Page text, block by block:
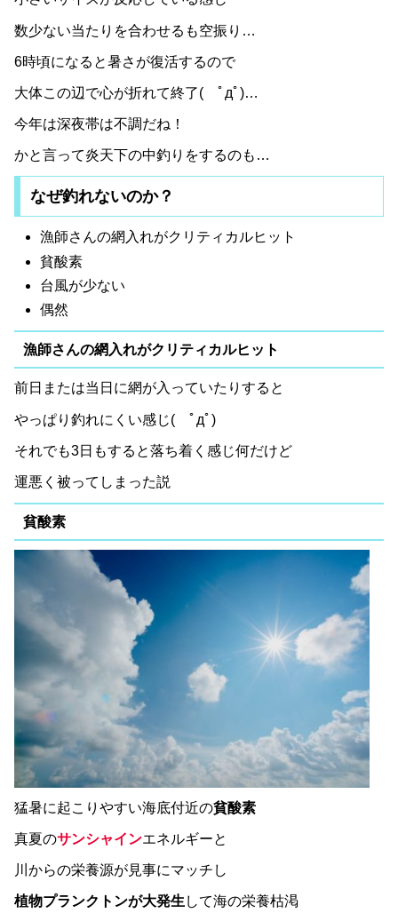
数少ない当たりを合わせるも空振り…
6時頃になると暑さが復活するので
大体この辺で心が折れて終了( ﾟдﾟ)…
今年は深夜帯は不調だね！
かと言って炎天下の中釣りをするのも…
なぜ釣れないのか？
漁師さんの網入れがクリティカルヒット
貧酸素
台風が少ない
偶然
漁師さんの網入れがクリティカルヒット
前日または当日に網が入っていたりすると
やっぱり釣れにくい感じ( ﾟдﾟ)
それでも3日もすると落ち着く感じ何だけど
運悪く被ってしまった説
貧酸素
猛暑に起こりやすい海底付近の貧酸素
真夏のサンシャインエネルギーと
川からの栄養源が見事にマッチし
植物プランクトンが大発生 して海の栄養枯渇